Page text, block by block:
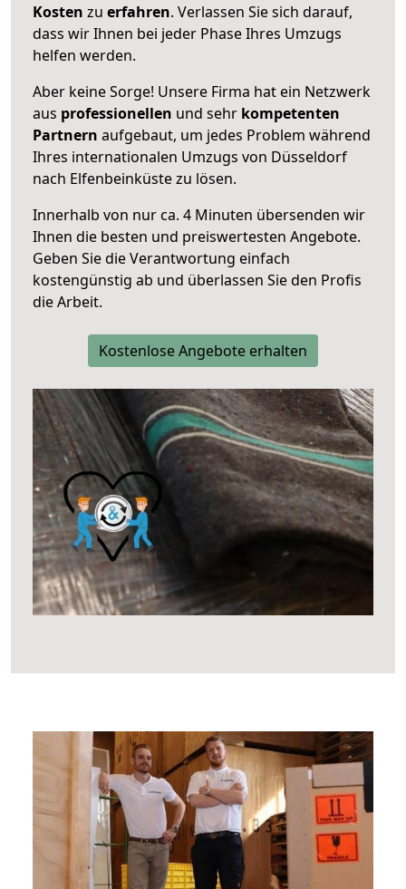
Kosten zu erfahren. Verlassen Sie sich darauf,
dass wir Ihnen bei jeder Phase Ihres Umzugs
helfen werden.
Aber keine Sorge! Unsere Firma hat ein Netzwerk
aus professionellen und sehr kompetenten
Partnern aufgebaut, um jedes Problem während
Ihres internationalen Umzugs von Düsseldorf
nach Elfenbeinküste zu lösen.
Innerhalb von nur ca. 4 Minuten übersenden wir
Ihnen die besten und preiswertesten Angebote.
Geben Sie die Verantwortung einfach
kostengünstig ab und überlassen Sie den Profis
die Arbeit.
Kostenlose Angebote erhalten